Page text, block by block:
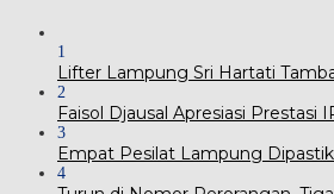
1
Lifter Lampung Sri Hartati
2
Faisol Djausal Apresiasi
3
Empat Pesilat Lampung
4